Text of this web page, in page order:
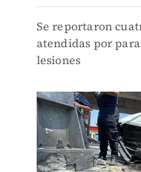
Se reportaron
atendidas por
lesiones